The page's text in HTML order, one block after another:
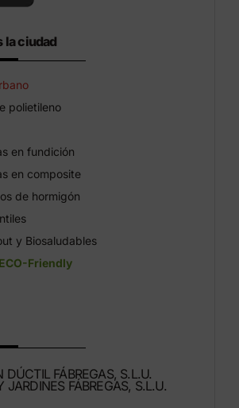
la ciudad
polietileno
en fundición
en composite
de hormigón
y Biosaludables
Friendly
DÚCTIL FÁBREGAS, S.L.U.
JARDINES FÁBREGAS, S.L.U.